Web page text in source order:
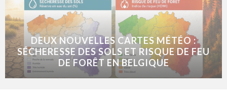
DEUX NOUVELLES CARTES MÉTÉO :
SÉCHERESSE DES SOLS ET RISQUE DE FEU
DE FORÊT EN BELGIQUE